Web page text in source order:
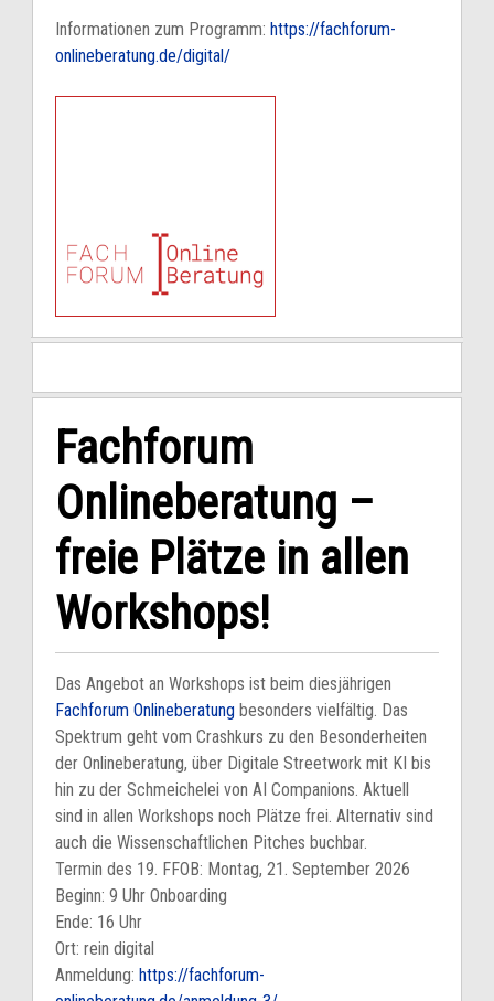
Informationen zum Programm: https://fachforum-
onlineberatung.de/digital/
Fachforum
Onlineberatung –
freie Plätze in allen
Workshops!
Das Angebot an Workshops ist beim diesjährigen
Fachforum Onlineberatungbesonders vielfältig. Das
Spektrum geht vom Crashkurs zu den Besonderheiten
der Onlineberatung, über Digitale Streetwork mit KI bis
hin zu der Schmeichelei von AI Companions. Aktuell
sind in allen Workshops noch Plätze frei. Alternativ sind
auch die Wissenschaftlichen Pitches buchbar.
Termin des 19. FFOB: Montag, 21. September 2026
Beginn: 9 Uhr Onboarding
Ende: 16 Uhr
Ort: rein digital
Anmeldung: https://fachforum-